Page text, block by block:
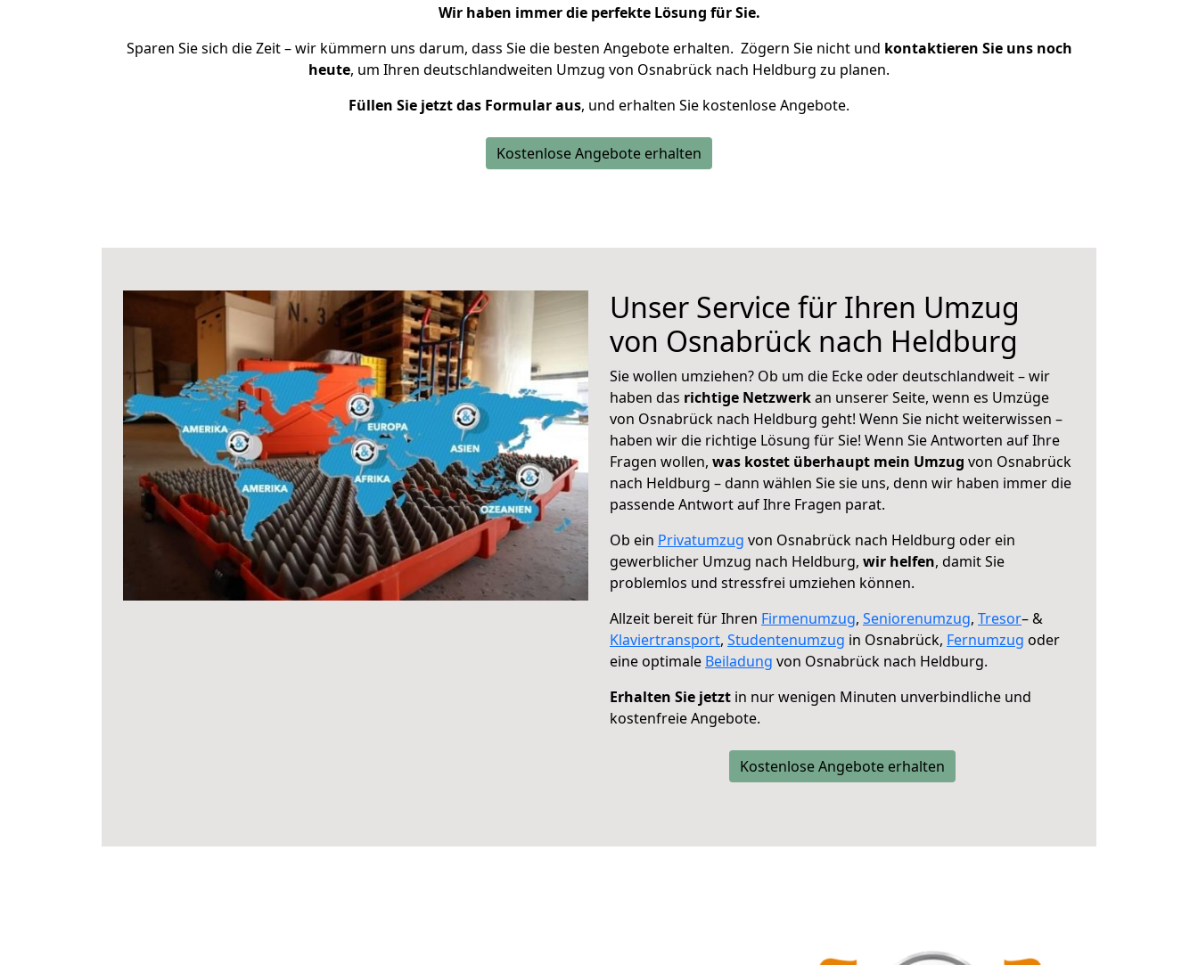
Wir haben immer die perfekte Lösung für Sie.
Sparen Sie sich die Zeit – wir kümmern uns darum, dass Sie die besten Angebote erhalten. Zögern Sie nicht und kontaktieren Sie uns noch
heute, um Ihren deutschlandweiten Umzug von Osnabrück nach Heldburg zu planen.
Füllen Sie jetzt das Formular aus, und erhalten Sie kostenlose Angebote.
Kostenlose Angebote erhalten
Unser Service für Ihren Umzug
von Osnabrück nach Heldburg
Sie wollen umziehen? Ob um die Ecke oder deutschlandweit – wir
haben das richtige Netzwerkan unserer Seite, wenn es Umzüge
von Osnabrück nach Heldburg geht! Wenn Sie nicht weiterwissen –
haben wir die richtige Lösung für Sie! Wenn Sie Antworten auf Ihre
Fragen wollen, was kostet überhaupt mein Umzug von Osnabrück
nach Heldburg – dann wählen Sie sie uns, denn wir haben immer die
passende Antwort auf Ihre Fragen parat.
Ob ein Privatumzug von Osnabrück nach Heldburg oder ein
gewerblicher Umzug nach Heldburg, wir helfen, damit Sie
problemlos und stressfrei umziehen können.
Allzeit bereit für Ihren Firmenumzug, Seniorenumzug, Tresor– &
Klaviertransport, Studentenumzug in Osnabrück, Fernumzug oder
eine optimale Beiladung von Osnabrück nach Heldburg.
Erhalten Sie jetzt in nur wenigen Minuten unverbindliche und
kostenfreie Angebote.
Kostenlose Angebote erhalten